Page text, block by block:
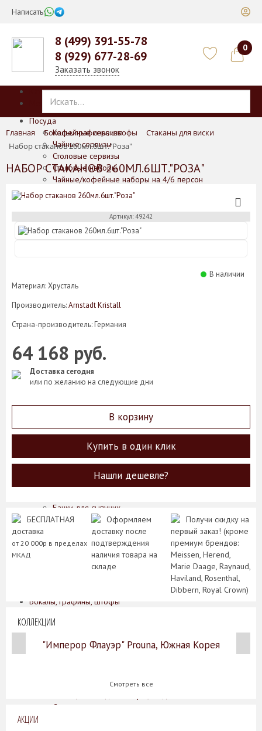
Написать:
8 (499) 391-55-78
8 (929) 677-28-69
Заказать звонок
0
Каталог
Посуда
Кофейные сервизы
Чайные сервизы
Столовые сервизы
Столовые наборы
Чайные/кофейные наборы на 4/6 персон
Подарочные наборы для чая и кофе
Баночки для печенья/меда/горчицы
Блюда
Блюда для выпечки
Кружки
Менажницы
Молочники
Наборы для специй
Розетки
Салатники
Салфетницы
Сахарницы
Сухарницы
Тарелки
Хлебницы
Чайники
Чайные пары
Этажерки
Банки для сыпучих
Вазочки для варенья/сахара
Керамическая сервировочная посуда
Менажницы и горки
Подносы и сервировочные блюда
Салфетницы
Другие аксессуары для сервировки
Бокалы, графины, штофы
Бокалы для бренди / коньяка
Бокалы для мартини, креманки
Подарочные наборы
Стаканы для виски
Главная Бокалы, графины, штофы
Стаканы для виски
Набор стаканов 260мл.6шт."Роза"
НАБОР СТАКАНОВ 260МЛ.6ШТ."РОЗА"
Артикул: 49242
В наличии
Материал: Хрусталь
Производитель:Arnstadt Kristall
Страна-производитель: Германия
64 168 руб.
Доставка сегодня
или по желанию на следующие дни
В корзину
Купить в один клик
Нашли дешевле?
БЕСПЛАТНАЯ
доставка
от 20 000р в пределах
МКАД
Оформляем
доставку после
подтверждения
наличия товара на
складе
Получи скидку на
первый заказ! (кроме
премиум брендов:
Meissen, Herend,
Marie Daage, Raynaud,
Haviland, Rosenthal,
Dibbern, Royal Crown)
КОЛЛЕКЦИИ
"Имперор Флауэр" Prouna, Южная Корея
Смотреть все
АКЦИИ